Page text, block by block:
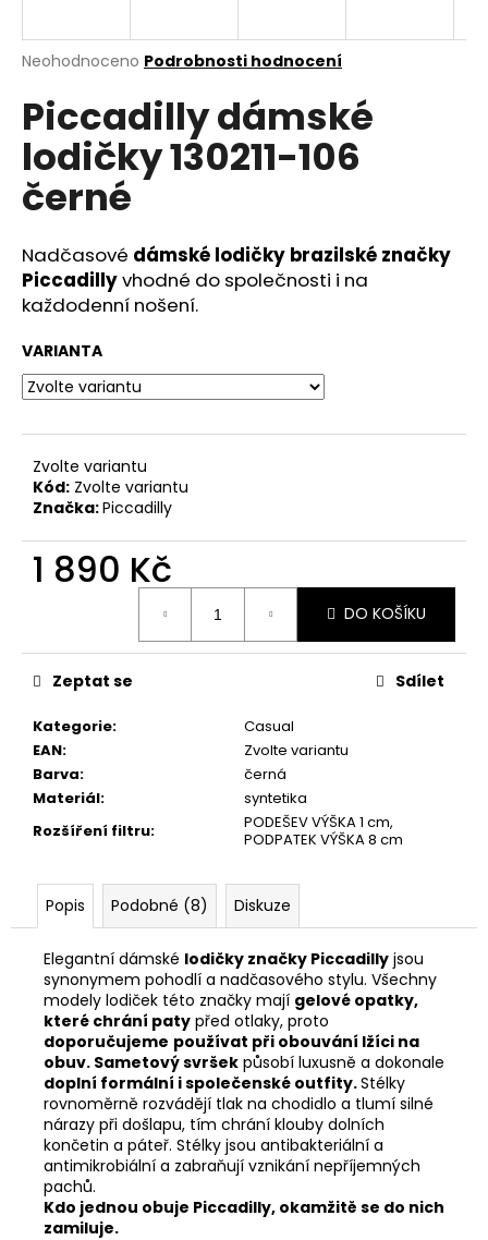
Průměrné
produktu
je
0,0
5
hvězdiček.
Neohodnoceno Podrobnosti hodnocení
Piccadilly dámské
lodičky 130211-106
černé
Nadčasové dámské lodičky brazilské značky
Piccadillyvhodné do společnosti i na
každodenní nošení.
VARIANTA
Zvolte variantu
Kód: Zvolte variantu
Značka:Piccadilly
1 890 Kč
DO KOŠÍKU
Kategorie:
Casual
EAN:
Zvolte variantu
Barva:
černá
Materiál:
syntetika
Rozšíření filtru:
PODEŠEV VÝŠKA 1 cm,
PODPATEK VÝŠKA 8 cm
Zeptat se Sdílet
Popis Podobné (8) Diskuze
Elegantní dámské lodičky značky Piccadilly jsou
synonymem pohodlí a nadčasového stylu. Všechny
modely lodiček této značky mají gelové opatky,
které chrání paty před otlaky, proto
doporučujeme používat při obouvání lžíci na
obuv. Sametovýsvršek působí luxusně a dokonale
doplní formální i společenské outfity.Stélky
rovnoměrně rozvádějí tlak na chodidlo a tlumí silné
nárazy při došlapu, tím chrání klouby dolních
končetin a páteř. Stélky jsou antibakteriální a
antimikrobiální a zabraňují vznikání nepříjemných
pachů.
Kdo jednou obuje Piccadilly, okamžitě se do nich
zamiluje.
j
t
?
HLEDAT
D
o
p
r
u
č
u
j
e
m
PICCADILLY
DÁMSKÉ
109018-
605
Kč